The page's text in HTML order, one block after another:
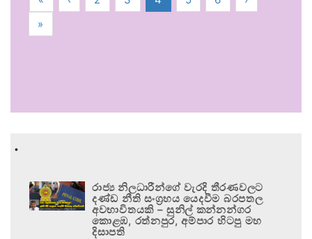
»
.
රාජ්‍ය නිලධාරීන්ගේ වැරදි තීරණවලට
දණ්ඩ නීති සංග්‍රහය යෙදවීම බරපතල
අවභාවිතයකි – සුනිල් කන්නන්ගර
කොළඹ, රත්නපුර, අම්පාර හිටපු මහ
දිසාපති